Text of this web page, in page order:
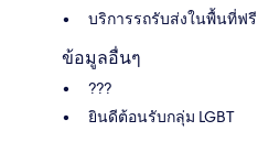
บริการรถรับส่งในพื้นที่ฟรี
ข้อมูลอื่นๆ
???
ยินดีต้อนรับกลุ่ม LGBT